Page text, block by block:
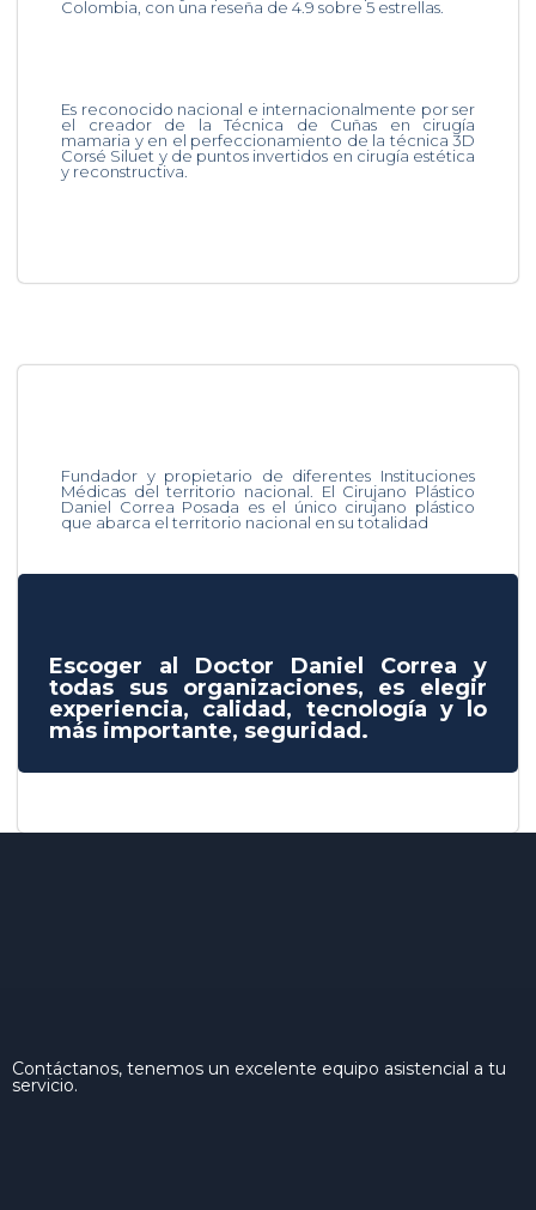
Colombia, con una reseña de 4.9 sobre 5 estrellas.
Es reconocido nacional e internacionalmente por ser
el creador de la Técnica de Cuñas en cirugía
mamaria y en el perfeccionamiento de la técnica 3D
Corsé Siluet y de puntos invertidos en cirugía estética
y reconstructiva.
Fundador y propietario de diferentes Instituciones
Médicas del territorio nacional. El Cirujano Plástico
Daniel Correa Posada es el único cirujano plástico
que abarca el territorio nacional en su totalidad
Escoger al Doctor Daniel Correa y
todas sus organizaciones, es elegir
experiencia, calidad, tecnología y lo
más importante, seguridad.
Contáctanos, tenemos un excelente equipo asistencial a tu
servicio.